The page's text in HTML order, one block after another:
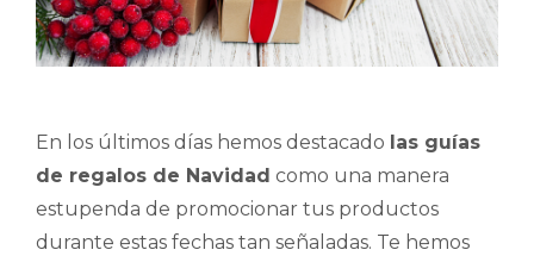
En los últimos días hemos destacado las guías
de regalos de Navidad como una manera
estupenda de promocionar tus productos
durante estas fechas tan señaladas. Te hemos